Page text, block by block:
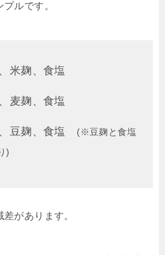
ルです。
米麹、食塩
麦麹、食塩
豆麹、食塩
(※豆麹と食塩
)
があります。